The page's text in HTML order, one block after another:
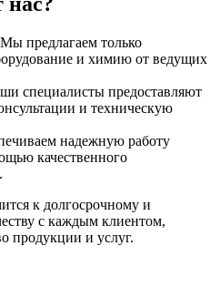
Мы предлагаем только
и химию от ведущих
специалисты предоставляют
и техническую
надежную работу
качественного
к долгосрочному и
с каждым клиентом,
продукции и услуг.